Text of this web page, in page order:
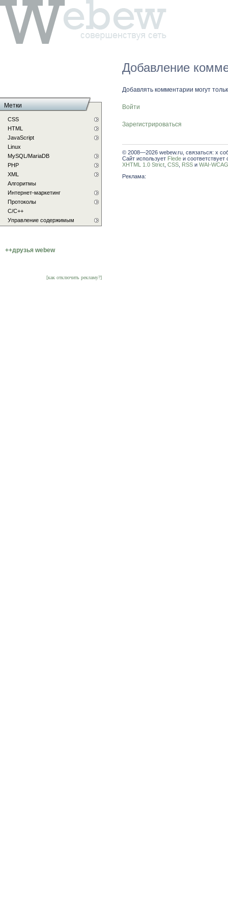
Добавление
Добавлять комментарии могут
Войти
Зарегистрироваться
© 2008—2026 webew.ru, связаться: x
Сайт использует Flede и соответствует
XHTML 1.0 Strict CSS RSS и WAI-
Реклама:
Метки
CSS
HTML
JavaScript
Linux
MySQL/MariaDB
PHP
XML
Алгоритмы
Интернет-маркетинг
Протоколы
С/C++
Управление содержимым
++друзья webew
[как отключить рекламу?]